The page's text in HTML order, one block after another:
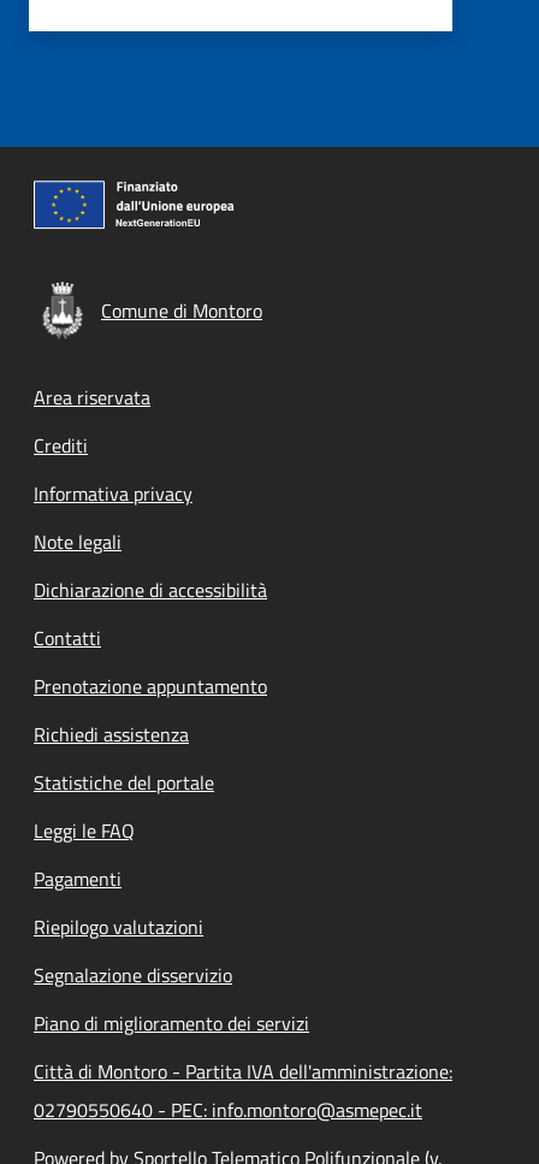
Comune di Montoro
Footer menu
Area riservata
Crediti
Informativa privacy
Note legali
Dichiarazione di accessibilità
Contatti
Prenotazione appuntamento
Richiedi assistenza
Statistiche del portale
Leggi le FAQ
Pagamenti
Riepilogo valutazioni
Segnalazione disservizio
Piano di miglioramento dei servizi
Città di Montoro - Partita IVA dell'amministrazione:
02790550640 - PEC: info.montoro@asmepec.it